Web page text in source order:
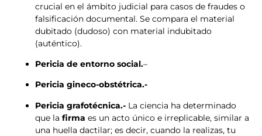
crucial en el ámbito judicial para casos de fraudes o
falsificación documental. Se compara el material
dubitado (dudoso) con material indubitado
(auténtico).
Pericia de entorno social.–
Pericia gineco-obstétrica.-
Pericia grafotécnica.- La ciencia ha determinado
que la firma es un acto único e irreplicable, similar a
una huella dactilar; es decir, cuando la realizas, tu